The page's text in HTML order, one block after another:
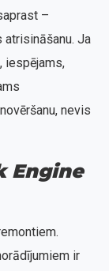
–
atrisināšanu. Ja
iespējams,
nevis
Engine
ir